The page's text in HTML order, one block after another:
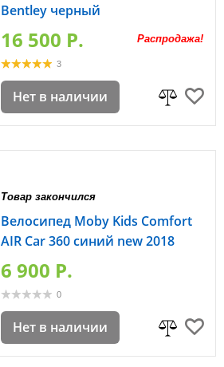
Bentley черный
Распродажа!
16 500 P.
3
Нет в наличии
Товар закончился
Велосипед Moby Kids Comfort
AIR Car 360 синий new 2018
6 900 P.
0
Нет в наличии